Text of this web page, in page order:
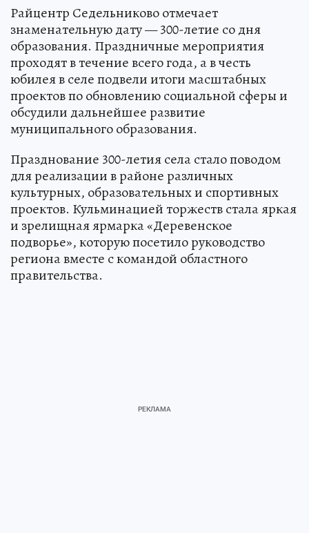
Райцентр Седельниково отмечает
знаменательную дату — 300-летие со дня
образования. Праздничные мероприятия
проходят в течение всего года, а в честь
юбилея в селе подвели итоги масштабных
проектов по обновлению социальной сферы и
обсудили дальнейшее развитие
муниципального образования.
Празднование 300-летия села стало поводом
для реализации в районе различных
культурных, образовательных и спортивных
проектов. Кульминацией торжеств стала яркая
и зрелищная ярмарка «Деревенское
подворье», которую посетило руководство
региона вместе с командой областного
правительства.